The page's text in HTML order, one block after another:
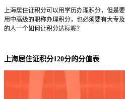
上海居住证积分可以用学历办理积分，但是
用中高级的职称办理积分，也必须要有大专
的人一个如何让积分达标呢？
上海居住证积分120分的分值表